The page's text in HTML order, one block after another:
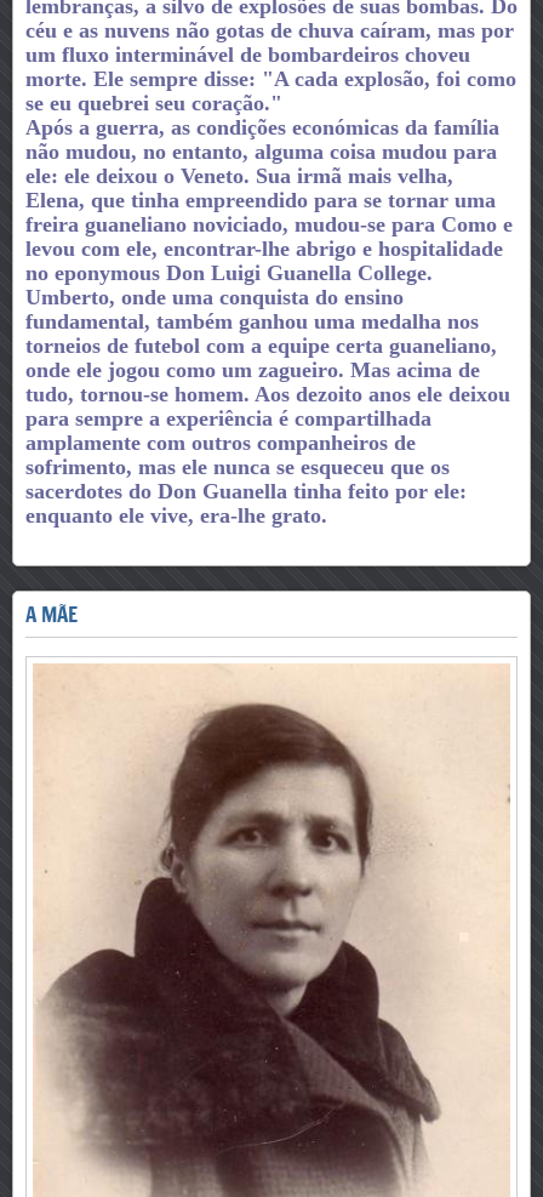
lembranças, a silvo de explosões de suas bombas. Do
céu e as nuvens não gotas de chuva caíram, mas por
um fluxo interminável de bombardeiros choveu
morte. Ele sempre disse: "A cada explosão, foi como
se eu quebrei seu coração."
Após a guerra, as condições económicas da família
não mudou, no entanto, alguma coisa mudou para
ele: ele deixou o Veneto. Sua irmã mais velha,
Elena, que tinha empreendido para se tornar uma
freira guaneliano noviciado, mudou-se para Como e
levou com ele, encontrar-lhe abrigo e hospitalidade
no eponymous Don Luigi Guanella College.
Umberto, onde uma conquista do ensino
fundamental, também ganhou uma medalha nos
torneios de futebol com a equipe certa guaneliano,
onde ele jogou como um zagueiro. Mas acima de
tudo, tornou-se homem. Aos dezoito anos ele deixou
para sempre a experiência é compartilhada
amplamente com outros companheiros de
sofrimento, mas ele nunca se esqueceu que os
sacerdotes do Don Guanella tinha feito por ele:
enquanto ele vive, era-lhe grato.
A MÃE